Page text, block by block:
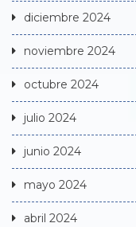
diciembre 2024
noviembre 2024
octubre 2024
julio 2024
junio 2024
mayo 2024
abril 2024